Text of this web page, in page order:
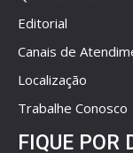
Editorial
Canais de
Localização
Trabalhe Conosco
FIQUE POR